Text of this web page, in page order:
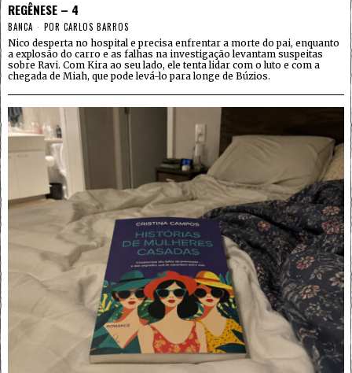
REGÊNESE – 4
BANCA POR CARLOS BARROS
Nico desperta no hospital e precisa enfrentar a morte do pai, enquanto
a explosão do carro e as falhas na investigação levantam suspeitas
sobre Ravi. Com Kira ao seu lado, ele tenta lidar com o luto e com a
chegada de Miah, que pode levá-lo para longe de Búzios.